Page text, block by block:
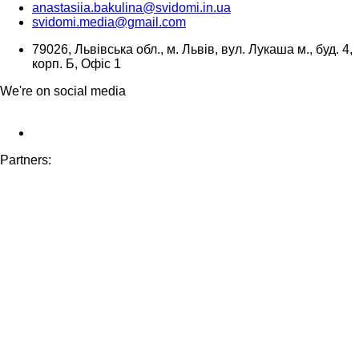
anastasiia.bakulina@svidomi.in.ua
svidomi.media@gmail.com
79026, Львівська обл., м. Львів, вул. Лукаша м., буд. 4,
корп. Б, Офіс 1
We're on social media
Partners: